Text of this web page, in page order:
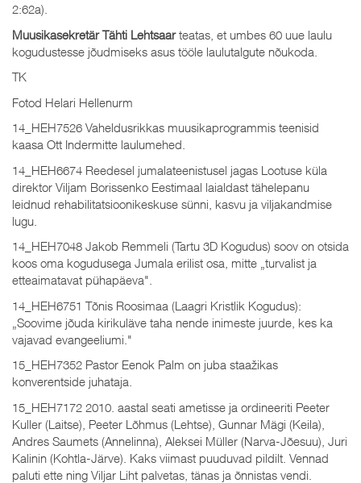
2:62a).
Muusikasekretär Tähti Lehtsaarteatas, et umbes 60 uue laulu
kogudustesse jõudmiseks asus tööle laulutalgute nõukoda.
TK
Fotod Helari Hellenurm
14_HEH7526 Vaheldusrikkas muusikaprogrammis teenisid
kaasa Ott Indermitte laulumehed.
14_HEH6674 Reedesel jumalateenistusel jagas Lootuse küla
direktor Viljam Borissenko Eestimaal laialdast tähelepanu
leidnud rehabilitatsioonikeskuse sünni, kasvu ja viljakandmise
lugu.
14_HEH7048 Jakob Remmeli (Tartu 3D Kogudus) soov on otsida
koos oma kogudusega Jumala erilist osa, mitte „turvalist ja
etteaimatavat pühapäeva".
14_HEH6751 Tõnis Roosimaa (Laagri Kristlik Kogudus):
„Soovime jõuda kirikuläve taha nende inimeste juurde, kes ka
vajavad evangeeliumi."
15_HEH7352 Pastor Eenok Palm on juba staažikas
konverentside juhataja.
15_HEH7172 2010. aastal seati ametisse ja ordineeriti Peeter
Kuller (Laitse), Peeter Lõhmus (Lehtse), Gunnar Mägi (Keila),
Andres Saumets (Annelinna), Aleksei Müller (Narva-Jõesuu), Juri
Kalinin (Kohtla-Järve). Kaks viimast puuduvad pildilt. Vennad
paluti ette ning Viljar Liht palvetas, tänas ja õnnistas vendi.